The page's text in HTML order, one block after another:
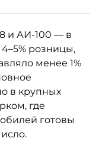
и АИ-100 — в
розницы,
менее 1%
в крупных
где
готовы